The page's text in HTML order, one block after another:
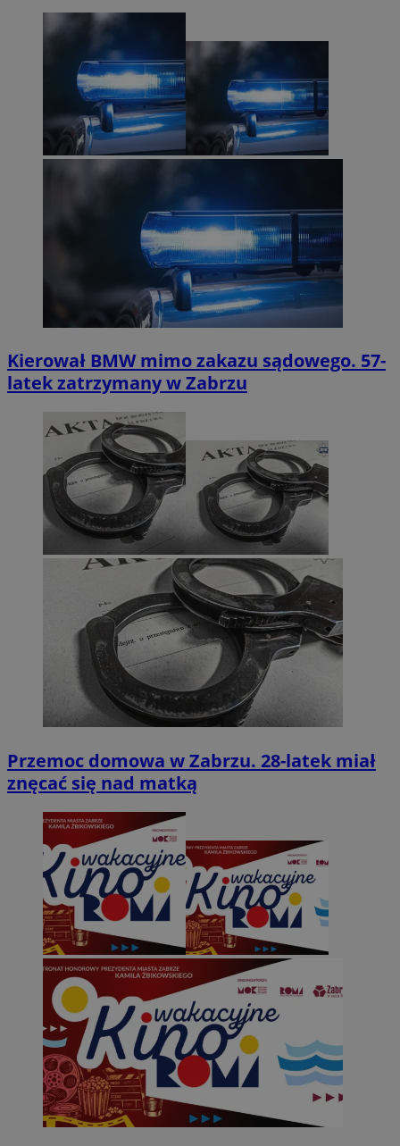
Kierował BMW mimo zakazu sądowego. 57-
latek zatrzymany w Zabrzu
Przemoc domowa w Zabrzu. 28-latek miał
znęcać się nad matką